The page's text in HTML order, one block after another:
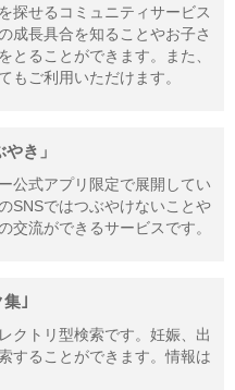
探せるコミュニティサービス
成長具合を知ることやお子さ
とることができます。また、
もご利用いただけます。
き」
公式アプリ限定で展開してい
SNSではつぶやけないことや
交流ができるサービスです。
｣
クトリ型検索です。妊娠、出
することができます。情報は